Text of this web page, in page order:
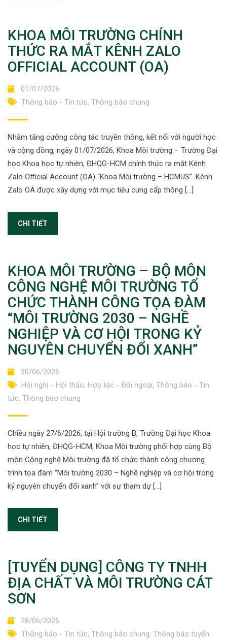
KHOA MÔI TRƯỜNG CHÍNH
THỨC RA MẮT KÊNH ZALO
OFFICIAL ACCOUNT (OA)
01/07/2026
Thông báo - Tin tức, Thông báo chung
Nhằm tăng cường công tác truyền thông, kết nối với người học
và cộng đồng, ngày 01/07/2026, Khoa Môi trường – Trường Đại
học Khoa học tự nhiên, ĐHQG-HCM chính thức ra mắt Kênh
Zalo Official Account (OA) “Khoa Môi trường – HCMUS”. Kênh
Zalo OA được xây dựng với mục tiêu cung cấp thông […]
CHI TIẾT
KHOA MÔI TRƯỜNG – BỘ MÔN
CÔNG NGHỆ MÔI TRƯỜNG TỔ
CHỨC THÀNH CÔNG TỌA ĐÀM
“MÔI TRƯỜNG 2030 – NGHỀ
NGHIỆP VÀ CƠ HỘI TRONG KỶ
NGUYÊN CHUYỂN ĐỔI XANH”
30/06/2026
Hội nghị - Hội thảo, Hợp tác - Đối ngoại, Thông báo - Tin
tức, Thông báo chung
Chiều ngày 27/6/2026, tại Hội trường B, Trường Đại học Khoa
học tự nhiên, ĐHQG-HCM, Khoa Môi trường phối hợp cùng Bộ
môn Công nghệ Môi trường đã tổ chức thành công chương
trình tọa đàm “Môi trường 2030 – Nghề nghiệp và cơ hội trong
kỷ nguyên chuyển đổi xanh” với sự tham dự […]
CHI TIẾT
[TUYỂN DỤNG] CÔNG TY TNHH
ĐỊA CHẤT VÀ MÔI TRƯỜNG CÁT
SƠN
28/06/2026
Thông báo - Tin tức, Thông báo chung, Thông báo tuyển